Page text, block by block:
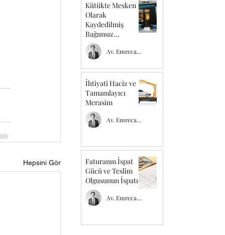
Hepsini Gör
Kütükte Mesken
Olarak
Kaydedilmiş
Bağımsız
Bölümde İşyeri
Açılabilir mi ?
Av. Emrecan TEMEL
İhtiyati Haciz ve
Tamamlayıcı
Merasim
Av. Emrecan TEMEL
Faturanın İspat
Gücü ve Teslim
Olgusunun İspatı
Av. Emrecan TEMEL